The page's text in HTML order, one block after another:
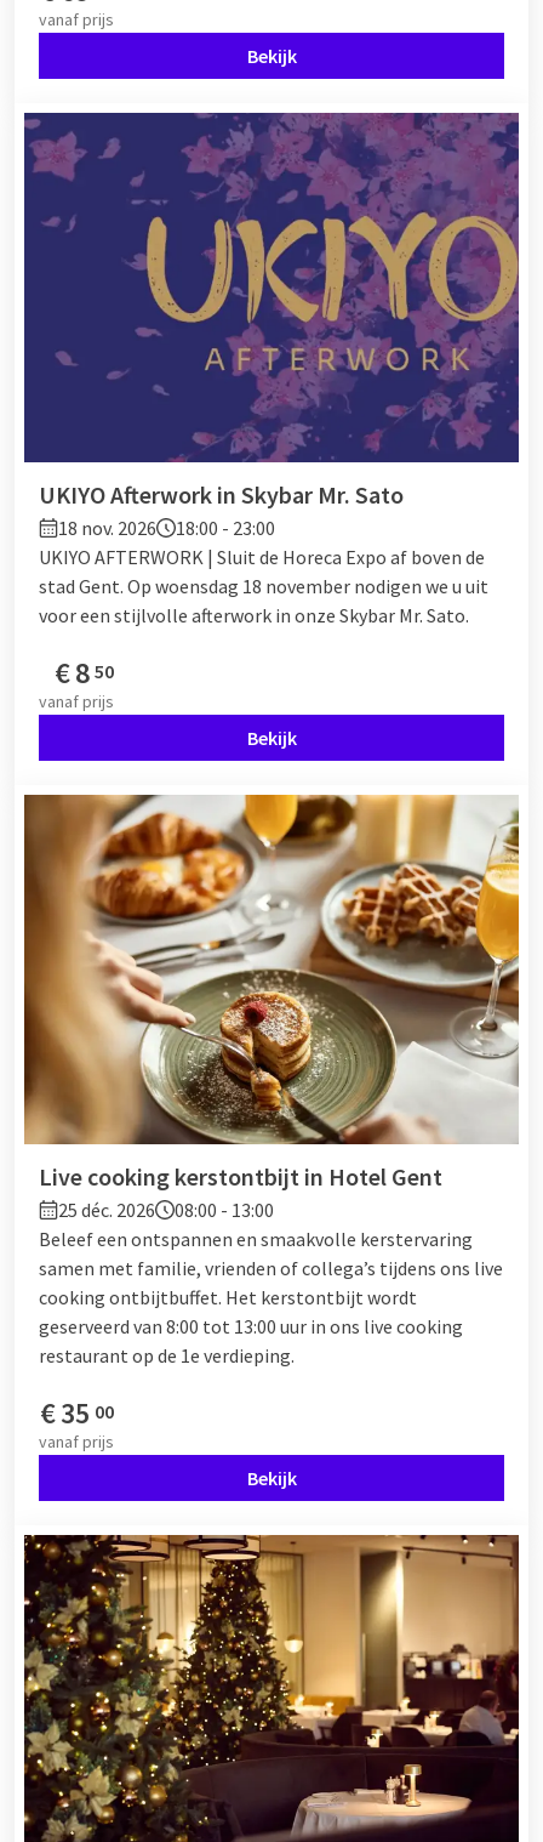
vanafprijs
Bekijk
UKIYO Afterwork in Skybar Mr. Sato
18 nov. 2026
18:00 - 23:00
UKIYO AFTERWORK | Sluit de Horeca Expo af boven de
stad Gent. Op woensdag 18 november nodigen we u uit
voor een stijlvolle afterwork in onze Skybar Mr. Sato.
€8 50
vanafprijs
Bekijk
Live cooking kerstontbijt in Hotel Gent
25 déc. 2026
08:00 - 13:00
Beleef een ontspannen en smaakvolle kerstervaring
samen met familie, vrienden of collega’s tijdens ons live
cooking ontbijtbuffet. Het kerstontbijt wordt
geserveerd van 8:00 tot 13:00 uur in ons live cooking
restaurant op de 1e verdieping.
€35 00
vanafprijs
Bekijk